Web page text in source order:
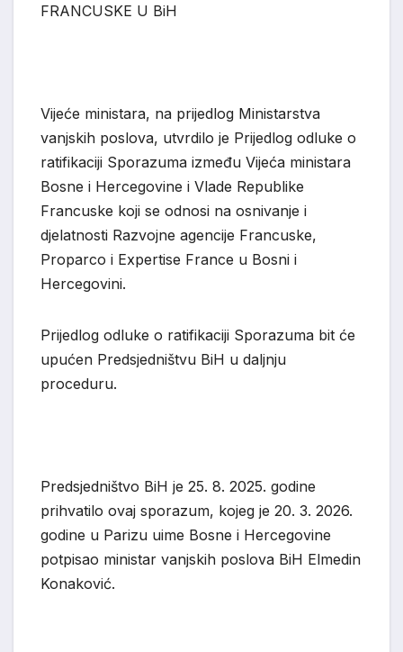
FRANCUSKE U BiH
Vijeće ministara, na prijedlog Ministarstva
vanjskih poslova, utvrdilo je Prijedlog odluke o
ratifikaciji Sporazuma između Vijeća ministara
Bosne i Hercegovine i Vlade Republike
Francuske koji se odnosi na osnivanje i
djelatnosti Razvojne agencije Francuske,
Proparco i Expertise France u Bosni i
Hercegovini.
Prijedlog odluke o ratifikaciji Sporazuma bit će
upućen Predsjedništvu BiH u daljnju
proceduru.
Predsjedništvo BiH je 25. 8. 2025. godine
prihvatilo ovaj sporazum, kojeg je 20. 3. 2026.
godine u Parizu uime Bosne i Hercegovine
potpisao ministar vanjskih poslova BiH Elmedin
Konaković.